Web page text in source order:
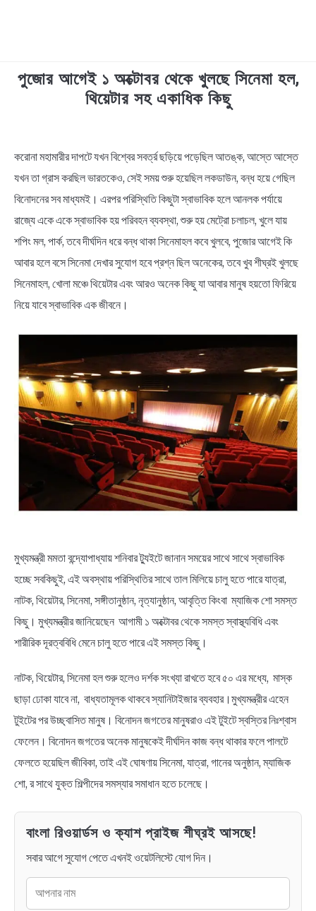
TECHNOLOGY
BIOGRAPHY
EDUCATIONAL
BENGALI WISHES
QUOTES & CAPTIONS
BENGALI LYRICS
BENGALI NAMES
BENGALI STORIES
পুজোর আগেই ১ অক্টোবর থেকে খুলছে সিনেমা হল,
থিয়েটার সহ একাধিক কিছু
News
করোনা মহামারীর দাপটে যখন বিশ্বের সবর্ত্র ছড়িয়ে পড়েছিল আতঙ্ক, আস্তে আস্তে
যখন তা গ্রাস করছিল ভারতকেও, সেই সময় শুরু হয়েছিল লকডাউন, বন্ধ হয়ে গেছিল
বিনোদনের সব মাধ্যমই। এরপর পরিস্থিতি কিছুটা স্বাভাবিক হলে আনলক পর্যায়ে
রাজ্যে একে একে স্বাভাবিক হয় পরিবহন ব্যবস্থা, শুরু হয় মেট্রো চলাচল, খুলে যায়
শপিং মল, পার্ক, তবে দীর্ঘদিন ধরে বন্ধ থাকা সিনেমাহল কবে খুলবে, পুজোর আগেই কি
আবার হলে বসে সিনেমা দেখার সুযোগ হবে প্রশ্ন ছিল অনেকের, তবে খুব শীঘ্রই খুলছে
সিনেমাহল, খোলা মঞ্চে থিয়েটার এবং আরও অনেক কিছু যা আবার মানুষ হয়তো ফিরিয়ে
নিয়ে যাবে স্বাভাবিক এক জীবনে।
মুখ্যমন্ত্রী মমতা বন্দ্যোপাধ্যায় শনিবার ট্যুইটে জানান সময়ের সাথে সাথে স্বাভাবিক
হচ্ছে সবকিছুই, এই অবস্থায় পরিস্থিতির সাথে তাল মিলিয়ে চালু হতে পারে যাত্রা,
নাটক, থিয়েটার, সিনেমা, সঙ্গীতানুষ্ঠান, নৃত্যানুষ্ঠান, আবৃত্তি কিংবা ম্যাজিক শো সমস্ত
কিছু। মুখ্যমন্ত্রীর জানিয়েছেন আগামী ১ অক্টোবর থেকে সমস্ত স্বাস্থ্যবিধি এবং
শারীরিক দূরত্ববিধি মেনে চালু হতে পারে এই সমস্ত কিছু।
নাটক, থিয়েটার, সিনেমা হল শুরু হলেও দর্শক সংখ্যা রাখতে হবে ৫০ এর মধ্যে, মাস্ক
ছাড়া ঢোকা যাবে না, বাধ্যতামূলক থাকবে স্যানিটাইজার ব্যবহার।মুখ্যমন্ত্রীর এহেন
টুইটের পর উচ্ছ্বাসিত মানুষ। বিনোদন জগতের মানুষরাও এই টুইটে স্বস্তির নিঃশ্বাস
ফেলেন। বিনোদন জগতের অনেক মানুষকেই দীর্ঘদিন কাজ বন্ধ থাকার ফলে পালটে
ফেলতে হয়েছিল জীবিকা, তাই এই ঘোষণায় সিনেমা, যাত্রা, গানের অনুষ্ঠান, ম্যাজিক
শো, র সাথে যুক্ত শিল্পীদের সমস্যার সমাধান হতে চলেছে।
বাংলা রিওয়ার্ডস ও ক্যাশ প্রাইজ শীঘ্রই আসছে!
সবার আগে সুযোগ পেতে এখনই ওয়েটলিস্টে যোগ দিন।